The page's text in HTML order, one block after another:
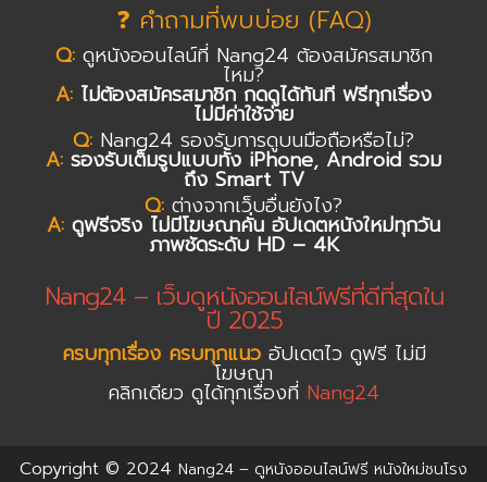
❓ คำถามที่พบบ่อย (FAQ)
Q:ดูหนังออนไลน์ที่ Nang24 ต้องสมัครสมาชิก
ไหม?
A: ไม่ต้องสมัครสมาชิก กดดูได้ทันที ฟรีทุกเรื่อง
ไม่มีค่าใช้จ่าย
Q: Nang24 รองรับการดูบนมือถือหรือไม่?
A: รองรับเต็มรูปแบบทั้ง iPhone, Android รวม
ถึง Smart TV
Q: ต่างจากเว็บอื่นยังไง?
A: ดูฟรีจริง ไม่มีโฆษณาคั่น อัปเดตหนังใหม่ทุกวัน
ภาพชัดระดับ HD – 4K
Nang24 – เว็บดูหนังออนไลน์ฟรีที่ดีที่สุดใน
ปี 2025
ครบทุกเรื่อง ครบทุกแนวอัปเดตไว ดูฟรี ไม่มี
โฆษณา
คลิกเดียว ดูได้ทุกเรื่องที่ Nang24
Copyright © 2024 Nang24 – ดูหนังออนไลน์ฟรี หนังใหม่ชนโรง